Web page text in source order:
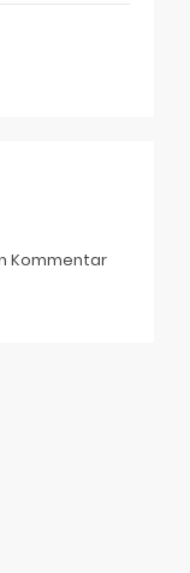
Kommentar